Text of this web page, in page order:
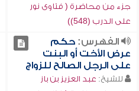
جزء من محاضرة ( فتاوى نور
على الدرب (548))
الفهرس:حكم
عرض الأخت أو البنت
على الرجل الصالح للزواج
للشيخ: عبد العزيز بن باز